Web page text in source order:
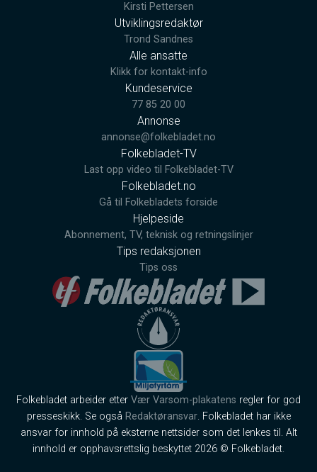
Kirsti Pettersen
Utviklingsredaktør
Trond Sandnes
Alle ansatte
Klikk for kontakt-info
Kundeservice
77 85 20 00
Annonse
annonse@folkebladet.no
Folkebladet-TV
Last opp video til Folkebladet-TV
Folkebladet.no
Gå til Folkebladets forside
Hjelpeside
Abonnement, TV, teknisk og retningslinjer
Tips redaksjonen
Tips oss
Folkebladet arbeider etter Vær Varsom-plakatens regler for god
presseskikk. Se også Redaktøransvar. Folkebladet har ikke
ansvar for innhold på eksterne nettsider som det lenkes til. Alt
innhold er opphavsrettslig beskyttet 2026 © Folkebladet.